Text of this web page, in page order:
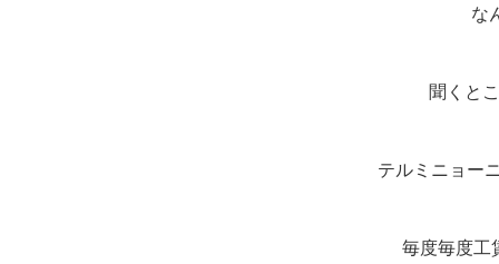
な
聞くと
テルミニョー
毎度毎度工